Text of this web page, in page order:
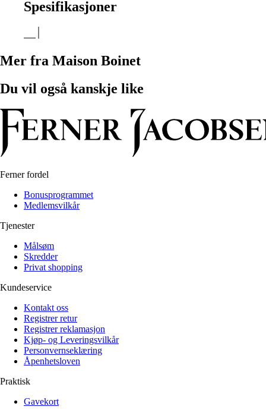
Spesifikasjoner
Mer fra Maison Boinet
Du vil også kanskje like
Ferner fordel
Bonusprogrammet
Medlemsvilkår
Tjenester
Målsøm
Skredder
Privat shopping
Kundeservice
Kontakt oss
Registrer retur
Registrer reklamasjon
Kjøp- og Leveringsvilkår
Personvernseklæring
Åpenhetsloven
Praktisk
Gavekort